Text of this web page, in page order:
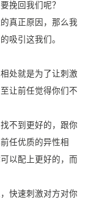
挽回我们呢？
真正原因，那么我
吸引这我们。
处就是为了让刺激
让前任觉得你们不
不到更好的，跟你
任优质的异性相
以配上更好的，而
快速刺激对方对你